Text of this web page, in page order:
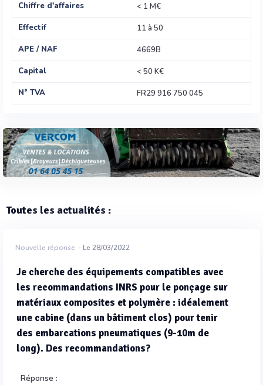
Chiffre d'affaires
< 1 M€
Effectif
11 à 50
APE / NAF
4669B
Capital
< 50 K€
N° TVA
FR29 916 750 045
Toutes les actualités :
Nouvelle réponse - Le 28/03/2022
Je cherche des équipements compatibles avec
les recommandations INRS pour le ponçage sur
matériaux composites et polymère : idéalement
une cabine (dans un bâtiment clos) pour tenir
des embarcations pneumatiques (9-10m de
long). Des recommandations?
Réponse :